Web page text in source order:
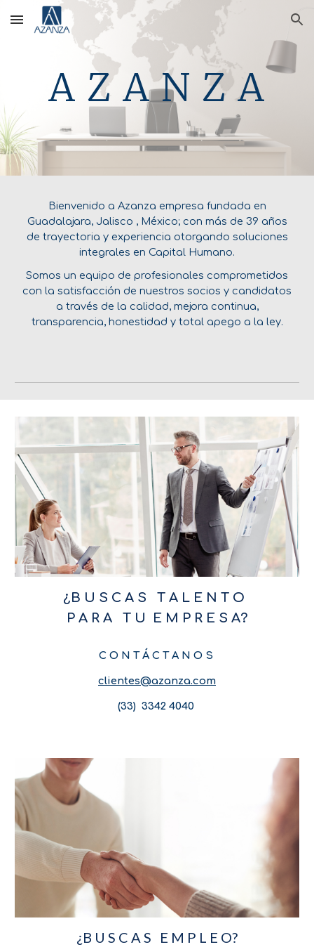
Skip to main content Skip to navigation
A Z A N Z A
Bienvenido a Azanza empresa fundada en
Guadalajara, Jalisco , México; con más de 39 años
de trayectoria y experiencia otorgando soluciones
integrales en Capital Humano.
Somos un equipo de profesionales comprometidos
con la satisfacción de nuestros socios y candidatos
a través de la calidad, mejora continua,
transparencia, honestidad y total apego a la ley.
¿B U S C A S T A L E N T O
P A R A T U E M P R E S A?
C O N T Á C T A N O S
clientes@azanza.com
(33) 3342 4040
¿B U S C A S E M P L E O?